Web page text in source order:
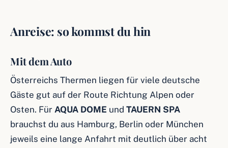
Anreise: so kommst du hin
Mit dem Auto
Österreichs Thermen liegen für viele deutsche
Gäste gut auf der Route Richtung Alpen oder
Osten. Für AQUA DOME und TAUERN SPA
brauchst du aus Hamburg, Berlin oder München
jeweils eine lange Anfahrt mit deutlich über acht